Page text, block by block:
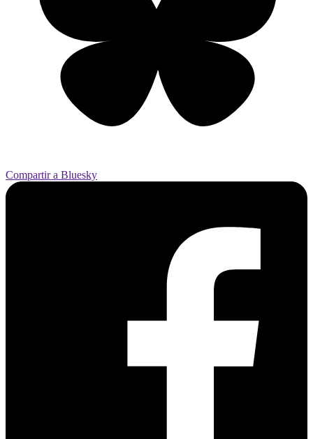
Compartir a Bluesky